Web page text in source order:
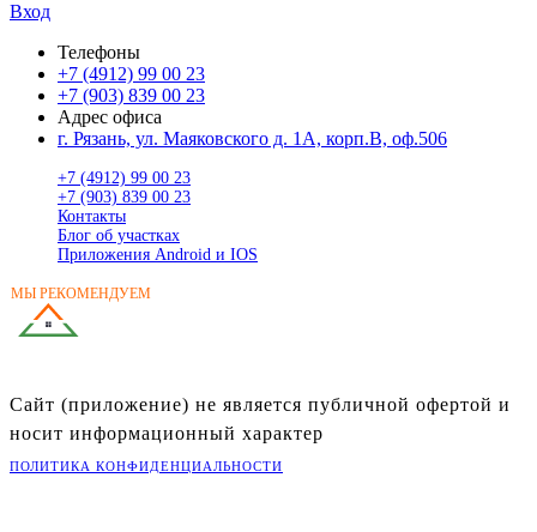
Вход
Телефоны
+7 (4912) 99 00 23
+7 (903) 839 00 23
Адрес офиса
г. Рязань, ул. Маяковского д. 1А, корп.В, оф.506
+7 (4912) 99 00 23
+7 (903) 839 00 23
Контакты
Блог об участках
Приложения Android и IOS
МЫ РЕКОМЕНДУЕМ
Сайт (приложение) не является публичной офертой и
носит информационный характер
ПОЛИТИКА КОНФИДЕНЦИАЛЬНОСТИ